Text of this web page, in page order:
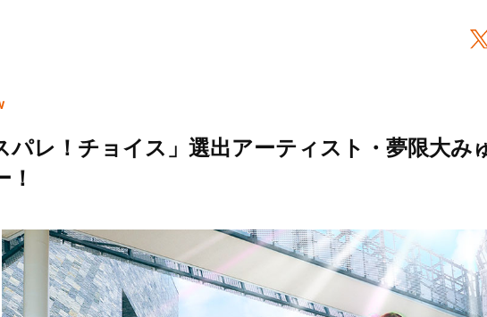
パレ！チョイス」選出アーティスト・夢限大み
！